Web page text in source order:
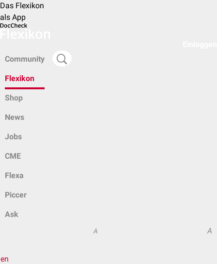
Das Flexikon
als App
Community
Flexikon
Shop
News
Jobs
CME
Flexa
Piccer
Ask
A A